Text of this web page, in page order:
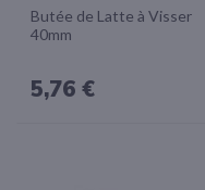
Butée de Latte à Visser
40mm
5,76 €